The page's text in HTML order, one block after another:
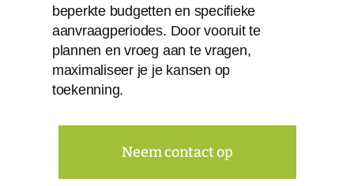
beperkte budgetten en specifieke
aanvraagperiodes. Door vooruit te
plannen en vroeg aan te vragen,
maximaliseer je je kansen op
toekenning.
Neem contact op